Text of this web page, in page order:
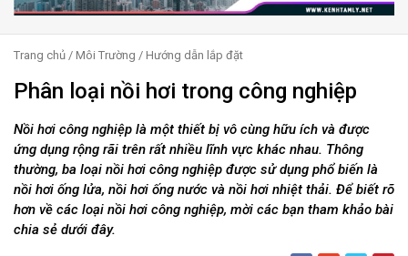
Trang chủ / Môi Trường / Hướng dẫn lắp đặt
Phân loại nồi hơi trong công nghiệp
Nồi hơi công nghiệp là một thiết bị vô cùng hữu ích và được
ứng dụng rộng rãi trên rất nhiều lĩnh vực khác nhau. Thông
thường, ba loại nồi hơi công nghiệp được sử dụng phổ biến là
nồi hơi ống lửa, nồi hơi ống nước và nồi hơi nhiệt thải. Để biết rõ
hơn về các loại nồi hơi công nghiệp, mời các bạn tham khảo bài
chia sẻ dưới đây.